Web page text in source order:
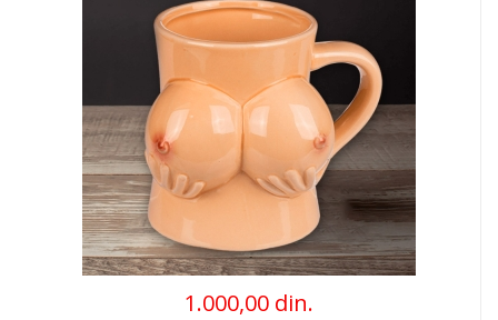
1.000,00 din.